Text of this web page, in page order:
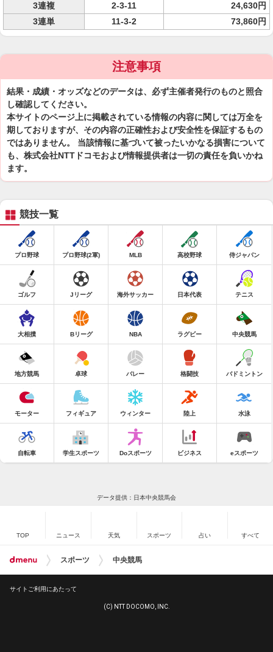
3連複
2-3-11
24,630円
3連単
11-3-2 73,860円
注意事項
結果・成績・オッズなどのデータは、必ず主催者発行のものと照合
し確認してください。
本サイトのページ上に掲載されている情報の内容に関しては万全を
期しておりますが、その内容の正確性および安全性を保証するもの
ではありません。 当該情報に基づいて被ったいかなる損害について
も、株式会社NTTドコモおよび情報提供者は一切の責任を負いかね
ます。
競技一覧
プロ野球 プロ野球(2軍) MLB 高校野球 侍ジャパン
ゴルフ Jリーグ 海外サッカー 日本代表 テニス
大相撲 Bリーグ NBA ラグビー 中央競馬
地方競馬 卓球 バレー 格闘技 バドミントン
モーター フィギュア ウィンター 陸上 水泳
自転車 学生スポーツ Doスポーツ ビジネス eスポーツ
データ提供：日本中央競馬会
TOP ニュース 天気 スポーツ 占い すべて
スポーツ 中央競馬
サイトご利用にあたって
(C) NTT DOCOMO, INC.